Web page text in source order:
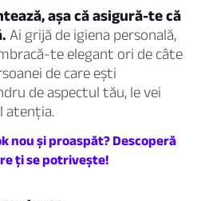
așa că asigură-te că
Ai grijă de igiena personală,
te elegant ori de câte
de care ești
de aspectul tău, le vei
atenția.
nou și proaspăt? Descoperă
ți se potrivește!